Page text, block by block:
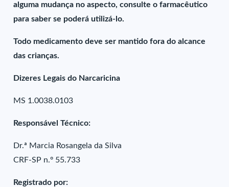
alguma mudança no aspecto, consulte o farmacêutico
para saber se poderá utilizá-lo.
Todo medicamento deve ser mantido fora do alcance
das crianças.
Dizeres Legais do Narcaricina
MS 1.0038.0103
Responsável Técnico:
Dr.ª Marcia Rosangela da Silva
CRF-SP n.º 55.733
Registrado por: